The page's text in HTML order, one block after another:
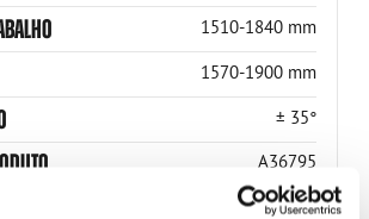
1510-1840 mm
1570-1900 mm
± 35°
A36795